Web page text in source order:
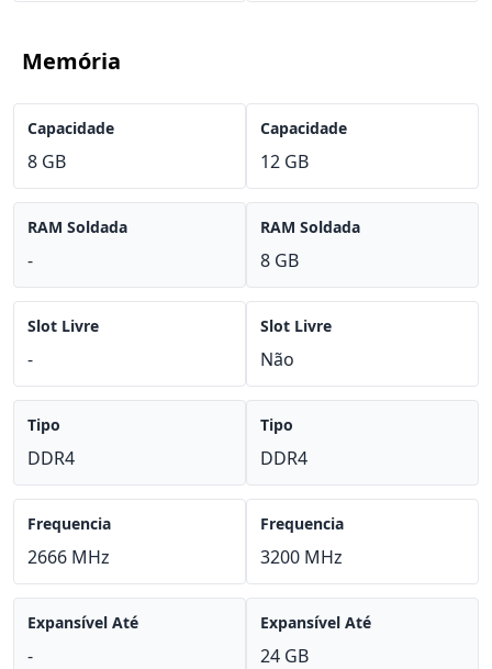
Memória
Capacidade
8 GB
RAM Soldada
-
Slot Livre
-
Tipo
DDR4
Frequencia
2666 MHz
Expansível Até
-
Capacidade
12 GB
RAM Soldada
8 GB
Slot Livre
Não
Tipo
DDR4
Frequencia
3200 MHz
Expansível Até
24 GB